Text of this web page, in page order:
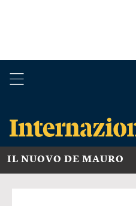
IL NUOVO DE MAURO